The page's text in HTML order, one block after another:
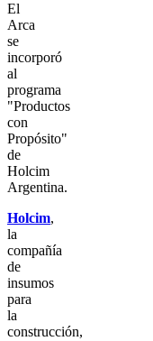
El
Arca
se
incorporó
al
programa
"Productos
con
Propósito"
de
Holcim
Argentina.
Holcim,
la
compañía
de
insumos
para
la
construcción,